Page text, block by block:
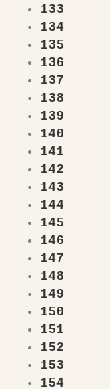
133
134
135
136
137
138
139
140
141
142
143
144
145
146
147
148
149
150
151
152
153
154